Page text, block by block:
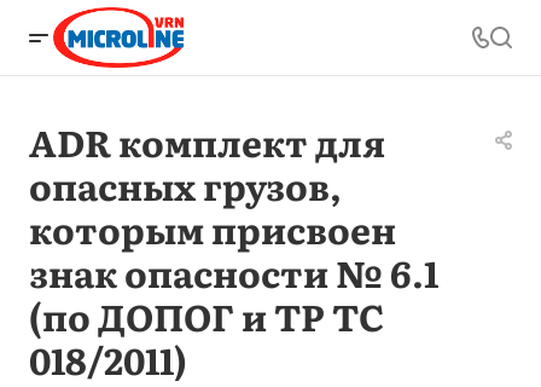
ADR комплект для
опасных грузов,
которым присвоен
знак опасности № 6.1
(по ДОПОГ и ТР ТС
018/2011)